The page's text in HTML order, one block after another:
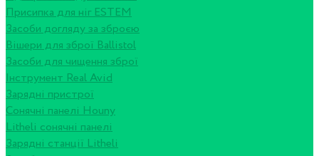
Присипка для ніг ESTEM
Засоби догляду за зброєю
Вішери для зброї Ballistol
Засоби для чищення зброї
Інструмент Real Avid
Зарядні пристрої
Сонячні панелі Houny
Litheli сонячні панелі
Зарядні станції Litheli